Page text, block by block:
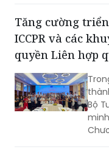
Tăng cường
ICCPR và các
quyền Liên hợp
Bộ